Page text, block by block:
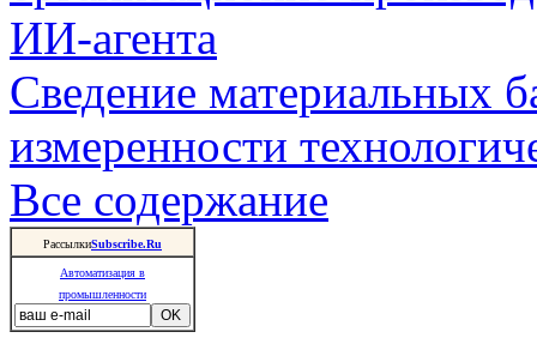
ИИ-агента
Сведение материальных
измеренности
Все содержание
РассылкиSubscribe.Ru
Автоматизация в
промышленности